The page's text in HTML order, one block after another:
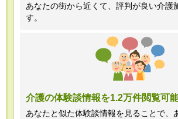
あなたの街から近くて、評判が良い介護
す。
介護の体験談情報を1.2万件閲覧可能
あなたと似た体験談情報を見ることで、